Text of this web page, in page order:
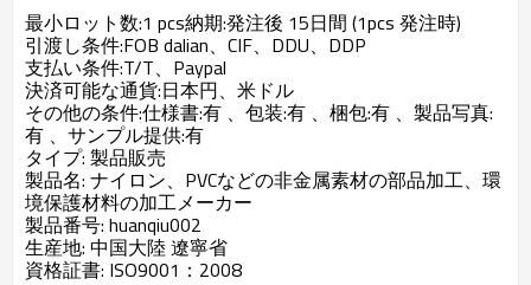
最小ロット数:1 pcs納期:発注後 15日間 (1pcs 発注時)
引渡し条件:FOB dalian、CIF、DDU、DDP
支払い条件:T/T、Paypal
決済可能な通貨:日本円、米ドル
その他の条件:仕様書:有 、包装:有 、梱包:有 、製品写真:
有 、サンプル提供:有
タイプ: 製品販売
製品名: ナイロン、PVCなどの非金属素材の部品加工、環
境保護材料の加工メーカー
製品番号: huanqiu002
生産地: 中国大陸 遼寧省
資格証書: ISO9001：2008